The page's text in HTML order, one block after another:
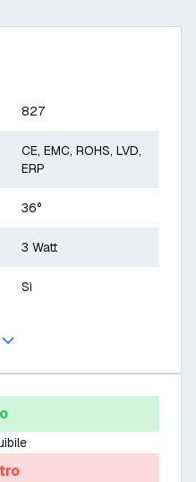
827
CE, EMC, ROHS, LVD,
ERP
36°
3 Watt
Sì